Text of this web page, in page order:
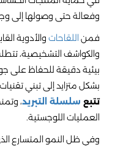
وفعالة حتى وصولها إلى
فمن اللقاحات والأدوية
والكواشف التشخيصية،
بيئية دقيقة للحفاظ على
بشكل متزايد إلى تبني
تتبع سلسلة التبريد،
العمليات اللوجستية.
وفي ظل النمو المتسارع